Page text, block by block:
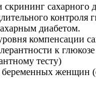
скрининг сахарного
контроля
диабетом.
компенсации
к
тесту)
беременных женщин